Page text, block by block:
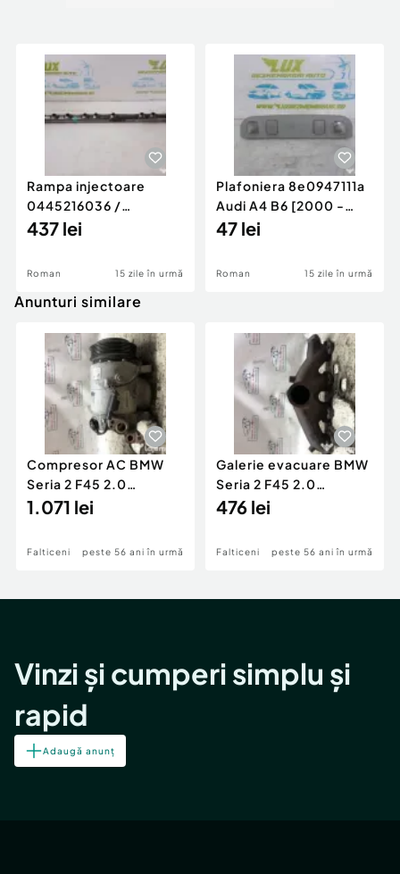
Rampa injectoare
0445216036 /
780542302 3.0 d 313
437 lei
Roman 15 zile în urmă
Plafoniera 8e0947111a
Audi A4 B6 [2000 -
2005]
47 lei
Roman 15 zile în urmă
Anunturi similare
Compresor AC BMW
Seria 2 F45 2.0
Motorina 2016
1.071 lei
Falticeni peste 56 ani în urmă
Galerie evacuare BMW
Seria 2 F45 2.0
Motorina 2016
476 lei
Falticeni peste 56 ani în urmă
Vinzi și cumperi simplu și
rapid
Adaugă anunț